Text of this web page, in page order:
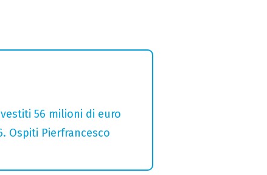
56 milioni di euro
Ospiti Pierfrancesco